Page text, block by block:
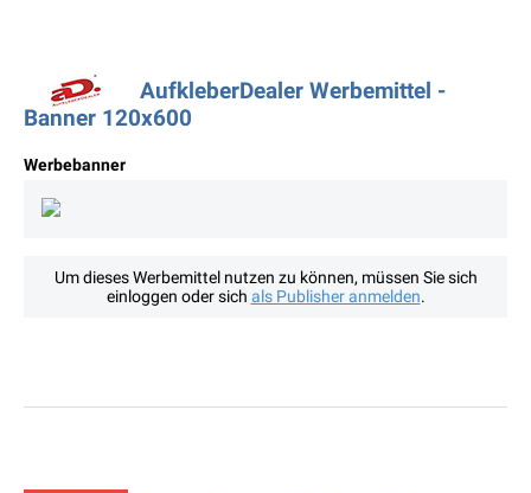
AufkleberDealer Werbemittel -
Banner 120x600
Werbebanner
Um dieses Werbemittel nutzen zu können, müssen Sie sich
einloggen oder sich als Publisher anmelden.